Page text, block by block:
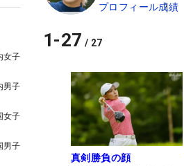
女子
男子
女子
男子
プロフィール成績
1-27 / 27
真剣勝負の顔